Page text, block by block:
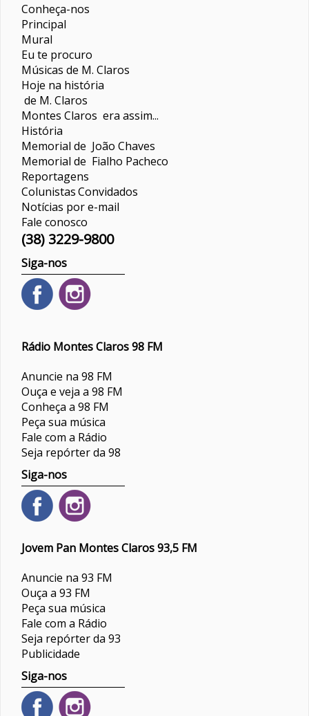
Conheça-nos
Principal
Mural
Eu te procuro
Músicas de M. Claros
Hoje na história
de M. Claros
Montes Claros era assim...
História
Memorial de João Chaves
Memorial de Fialho Pacheco
Reportagens
ColunistasConvidados
Notícias por e-mail
Fale conosco
(38) 3229-9800
Siga-nos
Rádio Montes Claros 98 FM
Anuncie na 98 FM
Ouça e veja a 98 FM
Conheça a 98 FM
Peça sua música
Fale com a Rádio
Seja repórter da 98
Siga-nos
Jovem Pan Montes Claros 93,5 FM
Anuncie na 93 FM
Ouça a 93 FM
Peça sua música
Fale com a Rádio
Seja repórter da 93
Publicidade
Siga-nos